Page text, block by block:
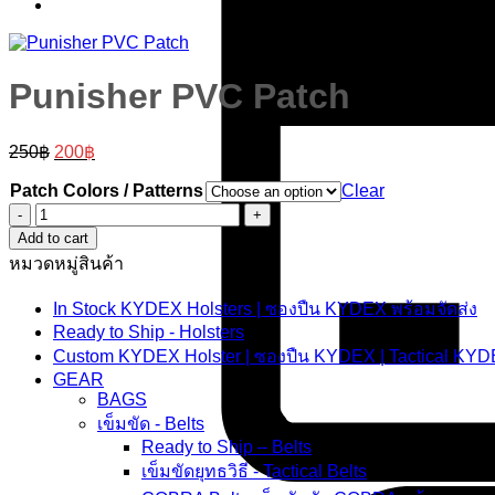
Punisher PVC Patch
250฿ Original
was:
250฿.
200฿
is:
200฿.
Patch Colors / Patterns
Clear
Punisher
PVC
Patch
quantity
Add to cart
หมวดหมู่สินค้า
In Stock KYDEX Holsters | ซองปืน KYDEX พร้อมจัดส่ง
Ready to Ship - Holsters
Custom KYDEX Holster | ซองปืน KYDEX | Tactical
GEAR
BAGS
เข็มขัด - Belts
Ready to Ship – Belts
เข็มขัดยุทธวิธี - Tactical Belts